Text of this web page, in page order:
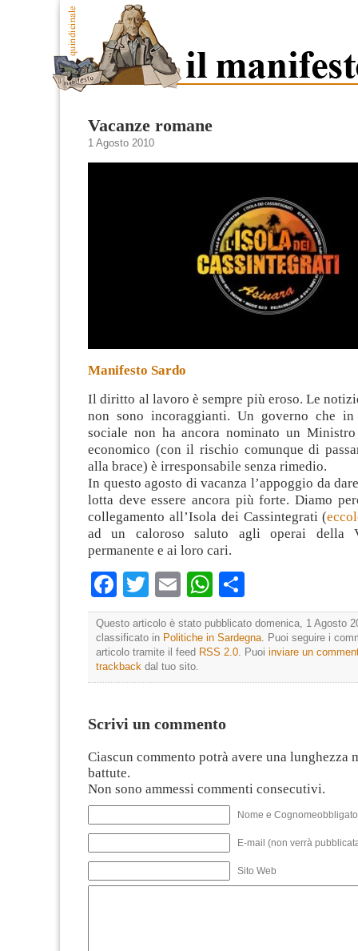
Vacanze romane
1 Agosto 2010
Manifesto Sardo
Il diritto al lavoro è sempre più eroso. Le
non sono incoraggianti. Un governo che in
sociale non ha ancora nominato un
economico (con il rischio comunque di
alla brace) è irresponsabile senza rimedio.
In questo agosto di vacanza l’appoggio da
lotta deve essere ancora più forte. Diamo
collegamento all’Isola dei Cassintegrati (
ad un caloroso saluto agli operai della
permanente e ai loro cari.
Facebook
TwitterEmailWhatsApp
Questo articolo è stato pubblicato domenica, 1 Agosto
classificato in Politiche in Sardegna. Puoi seguire i
articolo tramite il feed RSS 2.0. Puoi inviare un
trackback dal tuo sito.
Scrivi un commento
Ciascun commento potrà avere una lunghezza
battute.
Non sono ammessi commenti consecutivi.
Nome e
E-mail (non verrà
Sito Web